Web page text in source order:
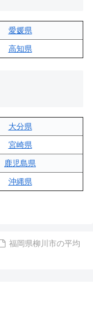
愛媛県
高知県
大分県
宮崎県
鹿児島県
沖縄県
福岡県柳川市の平均